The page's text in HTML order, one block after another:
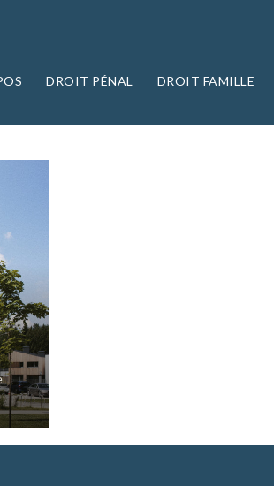
DROIT PÉNAL DROIT FAMILLE